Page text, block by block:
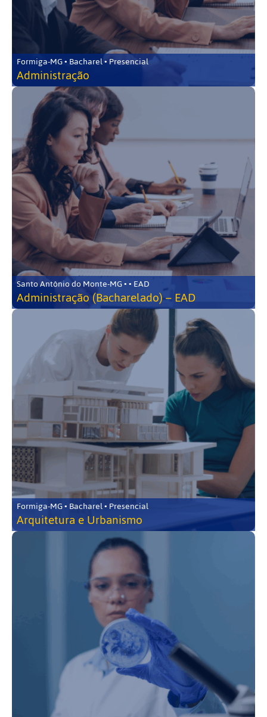
Formiga-MG • Bacharel • Presencial
Administração
Santo Antônio do Monte-MG • • EAD
Administração (Bacharelado) – EAD
Formiga-MG • Bacharel • Presencial
Arquitetura e Urbanismo